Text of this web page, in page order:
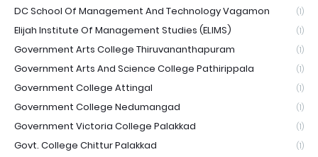
DC School Of Management And Technology Vagamon (1)
Elijah Institute Of Management Studies (ELIMS) (1)
Government Arts College Thiruvananthapuram (1)
Government Arts And Science College Pathirippala (1)
Government College Attingal (1)
Government College Nedumangad (1)
Government Victoria College Palakkad (1)
Govt. College Chittur Palakkad (1)